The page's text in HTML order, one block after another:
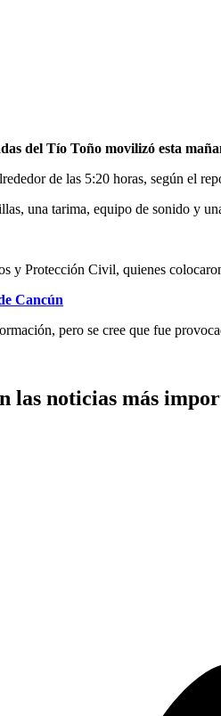
del Tío Toño movilizó esta
de las 5:20 horas, según el
una tarima, equipo de sonido y
y Protección Civil, quienes
Cancún
pero se cree que fue
las noticias más